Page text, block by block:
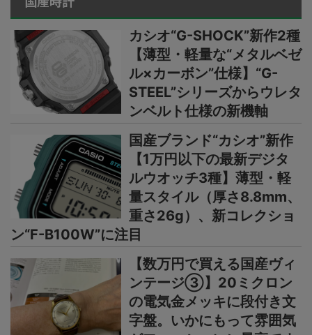
カシオ“G-SHOCK”新作2種
【薄型・軽量な“メタルベゼ
ル×カーボン”仕様】“G-
STEEL”シリーズからウレタ
ンベルト仕様の新機軸
国産ブランド“カシオ”新作
【1万円以下の最新デジタ
ルウオッチ3種】薄型・軽
量スタイル（厚さ8.8mm、
重さ26g）、新コレクショ
ン“F-B100W”に注目
【数万円で買える国産ヴィ
ンテージ③】20ミクロン
の電気金メッキに段付き文
字盤。いかにもって雰囲気